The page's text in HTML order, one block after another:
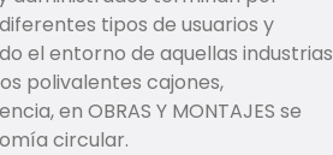
tipos de usuarios y
el entorno de aquellas industrias
polivalentes cajones,
en OBRAS Y MONTAJES se
circular.